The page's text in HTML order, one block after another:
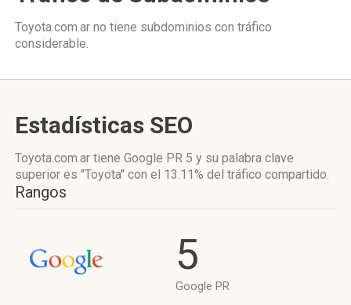
Toyota.com.ar no tiene subdominios con tráfico
considerable.
Estadísticas SEO
Toyota.com.ar tiene Google PR 5 y su palabra clave
superior es "Toyota" con el 13.11% del tráfico compartido.
Rangos
5
Google PR